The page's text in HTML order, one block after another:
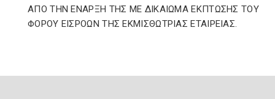
ΑΠΟ ΤΗΝ ΕΝΑΡΞΗ ΤΗΣ ΜΕ ΔΙΚΑΙΩΜΑ ΕΚΠΤΩΣΗΣ ΤΟΥ
ΦΟΡΟΥ ΕΙΣΡΟΩΝ ΤΗΣ ΕΚΜΙΣΘΩΤΡΙΑΣ ΕΤΑΙΡΕΙΑΣ.